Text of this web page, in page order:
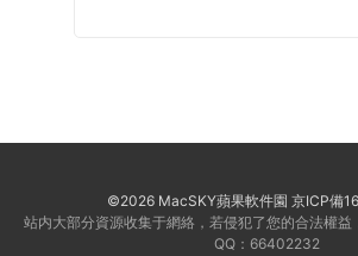
©2026 MacSKY蘋果軟件園 京ICP備
站内大部分資源收集于網絡，若侵犯了您的合法權
QQ：66402232